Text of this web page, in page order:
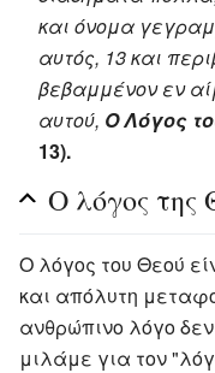
και όνομα
αυτός, 13 και
βεβαμμένον εν
αυτού, Ο Λόγος
13).
Ο λόγος της
Ο λόγος του Θεού
και απόλυτη
ανθρώπινο λόγο
μιλάμε για τον